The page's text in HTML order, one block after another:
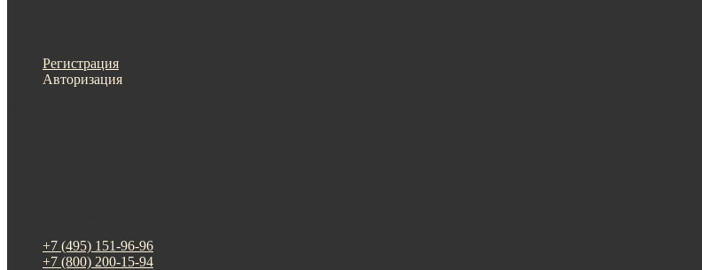
Регистрация
Авторизация
+7 (495) 151-96-96
+7 (800) 200-15-94